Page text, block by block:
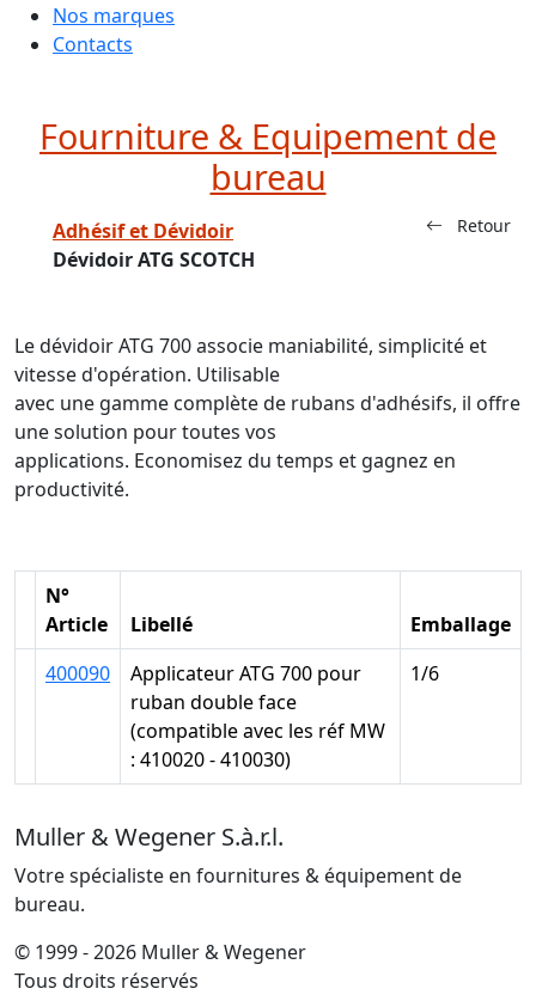
Nos marques
Contacts
Fourniture & Equipement de
bureau
Retour
Adhésif et Dévidoir
Dévidoir ATG SCOTCH
Le dévidoir ATG 700 associe maniabilité, simplicité et
vitesse d'opération. Utilisable
avec une gamme complète de rubans d'adhésifs, il offre
une solution pour toutes vos
applications. Economisez du temps et gagnez en
productivité.
N°
Article
Libellé
Emballage
400090
Applicateur ATG 700 pour
ruban double face
(compatible avec les réf MW
: 410020 - 410030)
1/6
Muller & Wegener S.à.r.l.
Votre spécialiste en fournitures & équipement de
bureau.
© 1999 - 2026 Muller & Wegener
Tous droits réservés